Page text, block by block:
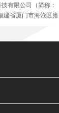
有限公司（简称：
建省厦门市海沧区雍